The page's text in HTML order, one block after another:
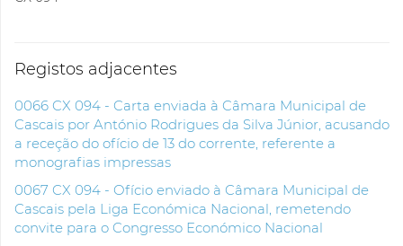
Registos adjacentes
0066 CX 094 - Carta enviada à Câmara Municipal de
Cascais por António Rodrigues da Silva Júnior, acusando
a receção do ofício de 13 do corrente, referente a
monografias impressas
0067 CX 094 - Ofício enviado à Câmara Municipal de
Cascais pela Liga Económica Nacional, remetendo
convite para o Congresso Económico Nacional